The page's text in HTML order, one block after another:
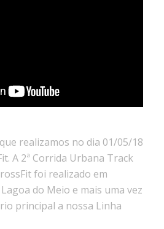
realizamos no dia 01/05/18
A 2ª Corrida Urbana Track
foi realizado em
do Meio e mais uma vez
principal a nossa Linha